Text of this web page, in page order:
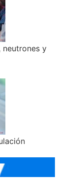
neutrones y